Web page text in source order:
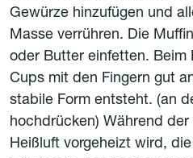
Gewürze hinzufügen und
Masse verrühren. Die
oder Butter einfetten. Beim
Cups mit den Fingern gut
stabile Form entsteht. (an
hochdrücken) Während
Heißluft vorgeheizt wird,